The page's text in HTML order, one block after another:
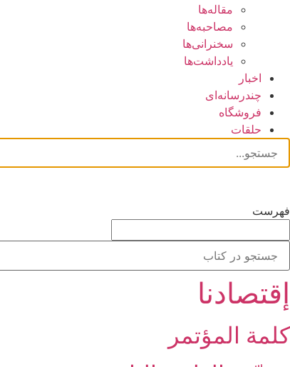
مقاله‌ها
مصاحبه‌ها
سخنرانی‌ها
یادداشت‌ها
اخبار
چندرسانه‌ای
فروشگاه
حلقات
فهرست
إقتصادنا
كلمة المؤتمر